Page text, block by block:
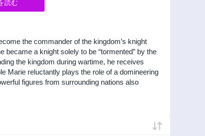
読む
the commander of the kingdom’s knight
a knight solely to be “tormented” by the
the kingdom during wartime, he receives
Marie reluctantly plays the role of a domineering
figures from surrounding nations also